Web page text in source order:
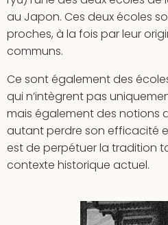
au Japon. Ces deux écoles
proches, à la fois par leur
communs.
Ce sont également des
qui n’intègrent pas
mais également des notions
autant perdre son efficacité
est de perpétuer la tradition
contexte historique actuel.